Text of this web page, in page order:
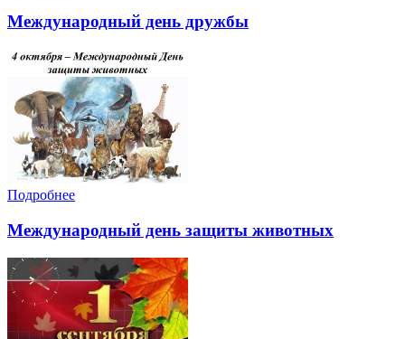
Международный день дружбы
Подробнее
Международный день защиты животных